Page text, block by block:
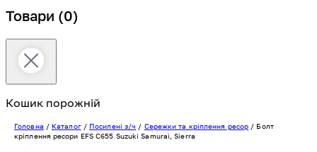
Товари (0)
Кошик порожній
Головна / Каталог/ Посилені з/ч / Сережки та кріплення ресор / Болт
кріплення ресори EFS C655 Suzuki Samurai, Sierra